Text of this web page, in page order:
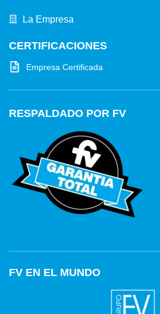
La Empresa
CERTIFICACIONES
Empresa Certificada
RESPALDADO POR FV
FV EN EL MUNDO